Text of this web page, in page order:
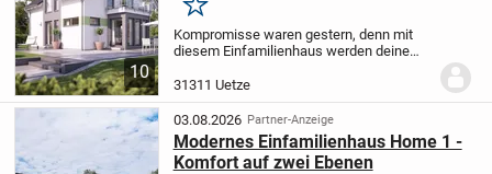
10
Merken
Kompromisse waren gestern, denn mit
diesem Einfamilienhaus werden deine
durchdachte Design des Hauses besticht
durch ein klassisches Satteldach mit
einer Neigung...
31311 Uetze
03.08.2026 Partner-Anzeige
Modernes Einfamilienhaus Home 1 -
Komfort auf zwei Ebenen